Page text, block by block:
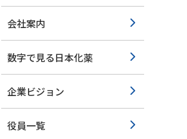
会社案内
数字で見る日本化薬
企業ビジョン
役員一覧